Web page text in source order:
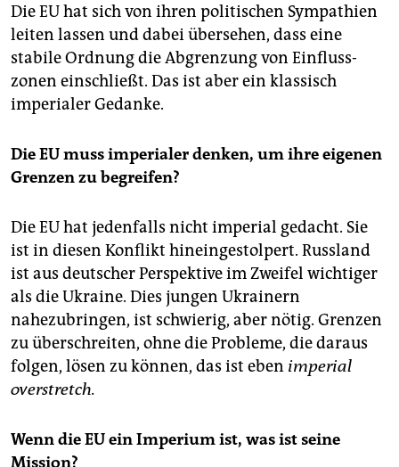
Die EU hat sich von ihren politischen Sympathien
leiten lassen und dabei übersehen, dass eine
stabile Ordnung die Abgrenzung von Einfluss­
zonen einschließt. Das ist aber ein klassisch
imperialer Gedanke.
Die EU muss imperialer denken, um ihre eigenen
Grenzen zu begreifen?
Die EU hat jedenfalls nicht imperial gedacht. Sie
ist in diesen Konflikt hineingestolpert. Russland
ist aus deutscher Perspektive im Zweifel wichtiger
als die Ukraine. Dies jungen Ukrainern
nahezubringen, ist schwierig, aber nötig. Grenzen
zu überschreiten, ohne die Probleme, die daraus
folgen, lösen zu können, das ist eben imperial
overstretch.
Wenn die EU ein Imperium ist, was ist seine
Mission?